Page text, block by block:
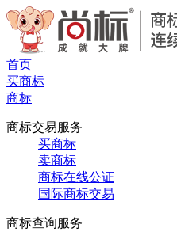
首页
买商标
商标
商标交易服务
买商标
卖商标
商标在线公证
国际商标交易
商标查询服务